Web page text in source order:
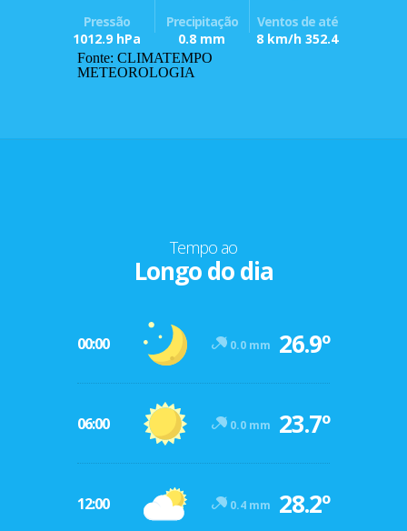
Pressão
1012.9 hPa
Precipitação
0.8 mm
Ventos de até
8 km/h 352.4
Fonte: CLIMATEMPO
METEOROLOGIA
Tempo ao
Longo do dia
00:00 0.0 mm 26.9º
06:00 0.0 mm 23.7º
12:00 0.4 mm 28.2º